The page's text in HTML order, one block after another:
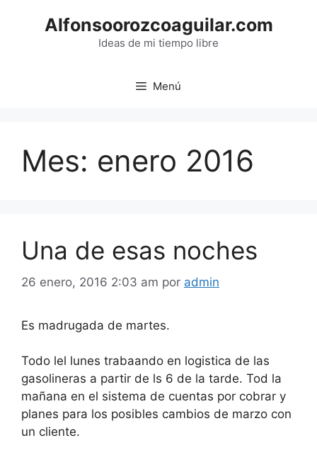
Alfonsoorozcoaguilar.com
Ideas de mi tiempo libre
Menú
Mes: enero 2016
Una de esas noches
26 enero, 2016 2:03 am por admin
Es madrugada de martes.
Todo lel lunes trabaando en logistica de las
gasolineras a partir de ls 6 de la tarde. Tod la
mañana en el sistema de cuentas por cobrar y
planes para los posibles cambios de marzo con
un cliente.